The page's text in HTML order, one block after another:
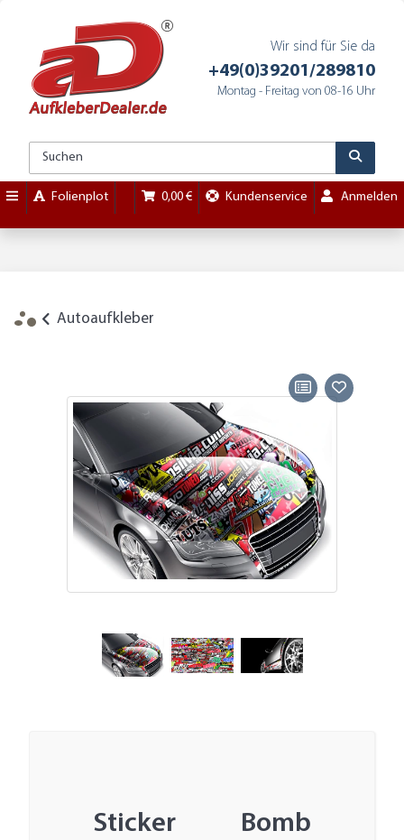
Wir sind für Sie da
+49(0)39201/289810
Montag - Freitag von 08-16 Uhr
Folienplot 0,00 € Kundenservice Anmelden
Autoaufkleber
Sticker Bomb